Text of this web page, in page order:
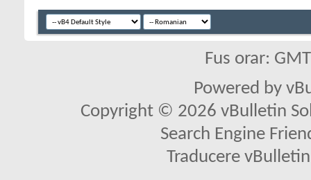
Fus orar:
Powered by
Copyright © 2026 vBulletin
Search Engine
Traducere